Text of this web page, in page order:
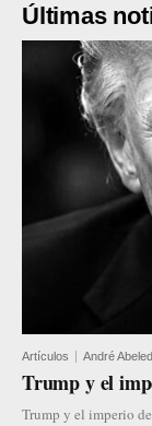
Últimas
Artículos André
Trump y el
Trump y el imperio